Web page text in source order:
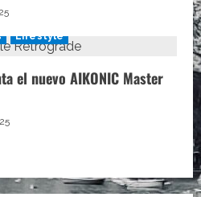
Lifestyle
el nuevo AIKONIC Master